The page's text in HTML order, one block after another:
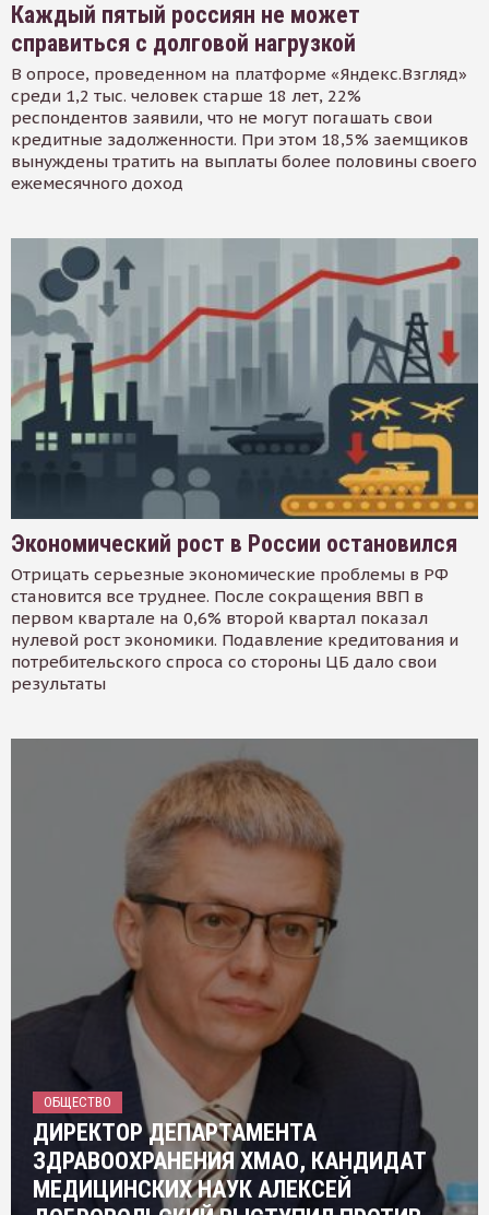
Каждый пятый россиян не может
справиться с долговой нагрузкой
В опросе, проведенном на платформе «Яндекс.Взгляд»
среди 1,2 тыс. человек старше 18 лет, 22%
респондентов заявили, что не могут погашать свои
кредитные задолженности. При этом 18,5% заемщиков
вынуждены тратить на выплаты более половины своего
ежемесячного доход
Экономический рост в России остановился
Отрицать серьезные экономические проблемы в РФ
становится все труднее. После сокращения ВВП в
первом квартале на 0,6% второй квартал показал
нулевой рост экономики. Подавление кредитования и
потребительского спроса со стороны ЦБ дало свои
результаты
ОБЩЕСТВО
ДИРЕКТОР ДЕПАРТАМЕНТА
ЗДРАВООХРАНЕНИЯ ХМАО, КАНДИДАТ
МЕДИЦИНСКИХ НАУК АЛЕКСЕЙ